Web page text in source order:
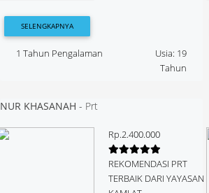
SELENGKAPNYA
1 Tahun Pengalaman
Usia: 19
Tahun
NUR KHASANAH - Prt
Rp.2.400.000
REKOMENDASI PRT
TERBAIK DARI YAYASAN